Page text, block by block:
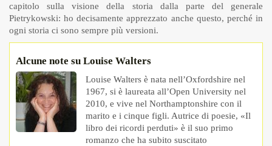
capitolo sulla visione della storia dalla parte del generale
Pietrykowski: ho decisamente apprezzato anche questo, perché in
ogni storia ci sono sempre più versioni.
Alcune note su Louise Walters
Louise Walters è nata nell’Oxfordshire nel
1967, si è laureata all’Open University nel
2010, e vive nel Northamptonshire con il
marito e i cinque figli. Autrice di poesie, «Il
libro dei ricordi perduti» è il suo primo
romanzo che ha subito suscitato